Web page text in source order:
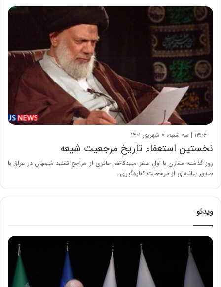
۱۳:۰۶ | سه شنبه، ۸ شهریور ۱۴۰۱
نخستین استعفاء تاریخ مرجعیت شیعه
روز گذشته مقارن با اول صفر سیدکاظم حائری از مراجع تقلید شیعیان در عراق با
صدور بیانیه‌ای از مرجعیت کناره‌گیری…
ویدئو
ح